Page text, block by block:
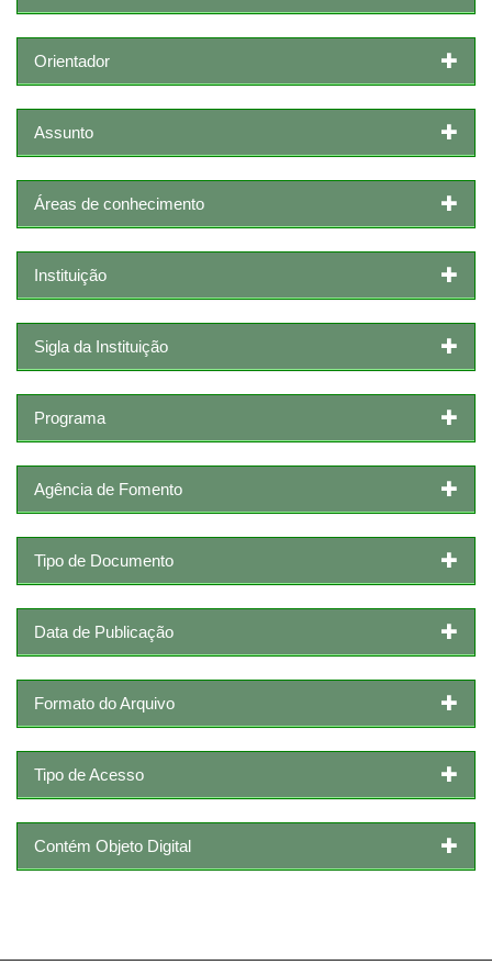
Orientador
Assunto
Áreas de conhecimento
Instituição
Sigla da Instituição
Programa
Agência de Fomento
Tipo de Documento
Data de Publicação
Formato do Arquivo
Tipo de Acesso
Contém Objeto Digital